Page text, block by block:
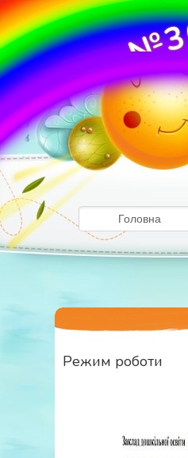
З
ДО№
Уж
Режим роботи